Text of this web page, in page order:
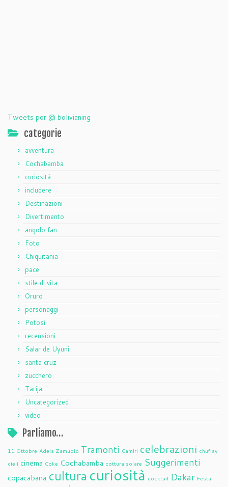
Tweets por @ bolivianing
categorie
avventura
Cochabamba
curiosità
includere
Destinazioni
Divertimento
angolo fan
Foto
Chiquitania
pace
stile di vita
Oruro
personaggi
Potosi
recensioni
Salar de Uyuni
santa cruz
zucchero
Tarija
Uncategorized
video
Parliamo…
11 Ottobre Adela Zamudio Tramonti Camiri celebrazioni chuflay
cieli cinema Coke Cochabamba cottura solare Suggerimenti
copacabana cultura curiosità cocktail Dakar Festa